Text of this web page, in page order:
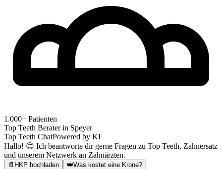
1.000+ Patienten
Top Teeth Berater in Speyer
Top Teeth ChatPowered by KI
Hallo! 😊 Ich beantworte dir gerne Fragen zu Top Teeth, Zahnersatz
und unserem Netzwerk an Zahnärzten.
📄 HKP hochladen 👑Was kostet eine Krone?